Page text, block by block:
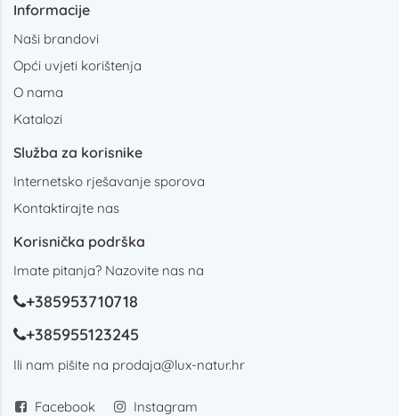
Informacije
Naši brandovi
Opći uvjeti korištenja
O nama
Katalozi
Služba za korisnike
Internetsko rješavanje sporova
Kontaktirajte nas
Korisnička podrška
Imate pitanja? Nazovite nas na
+385953710718
+385955123245
Ili nam pišite na prodaja@lux-natur.hr
Facebook Instagram